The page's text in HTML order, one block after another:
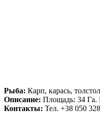
Рыба: Карп, карась,
Описание: Площадь: 34 Га.
Контакты: Тел. +38 050